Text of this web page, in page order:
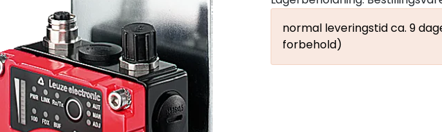
normal leveringstid ca. 9
forbehold)